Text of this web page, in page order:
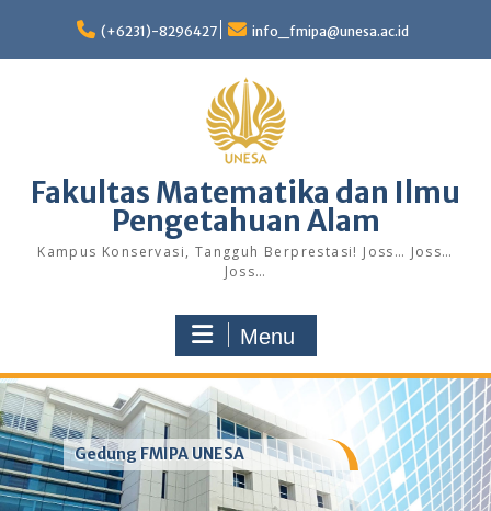
content
(+6231)-8296427 info_fmipa@unesa.ac.id
Fakultas Matematika dan Ilmu
Pengetahuan Alam
Kampus Konservasi, Tangguh Berprestasi! Joss… Joss…
Joss…
Menu
Gedung FMIPA UNESA